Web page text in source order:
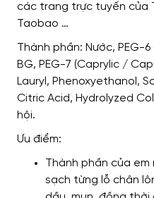
các trang trực tuyến của
Taobao …
Thành phần: Nước, PEG-
BG, PEG-7 (Caprylic /
Lauryl, Phenoxyethanol,
Citric Acid, Hydrolyzed
hội.
Ưu điểm:
Thành phần của em
sạch từng lỗ chân